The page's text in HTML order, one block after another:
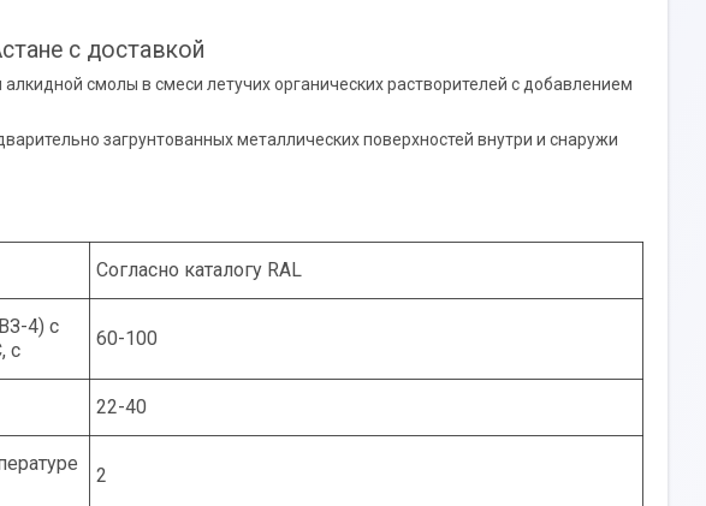
с доставкой
смолы в смеси летучих органических растворителей с добавлением
загрунтованных металлических поверхностей внутри и снаружи
Согласно каталогу RAL
4) с
с
60-100
22-40
2